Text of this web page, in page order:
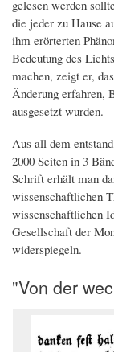
gelesen werden
die jeder zu Hause
ihm erörterten
Bedeutung des
machen, zeigt er,
Änderung erfahren,
ausgesetzt wurden.
Aus all dem
2000 Seiten in 3
Schrift erhält man
wissenschaftlichen
wissenschaftlichen
Gesellschaft der
widerspiegeln.
"Von der